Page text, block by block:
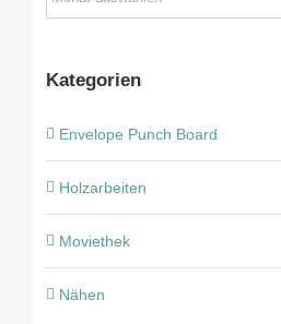
Kategorien
Envelope Punch Board
Holzarbeiten
Moviethek
Nähen